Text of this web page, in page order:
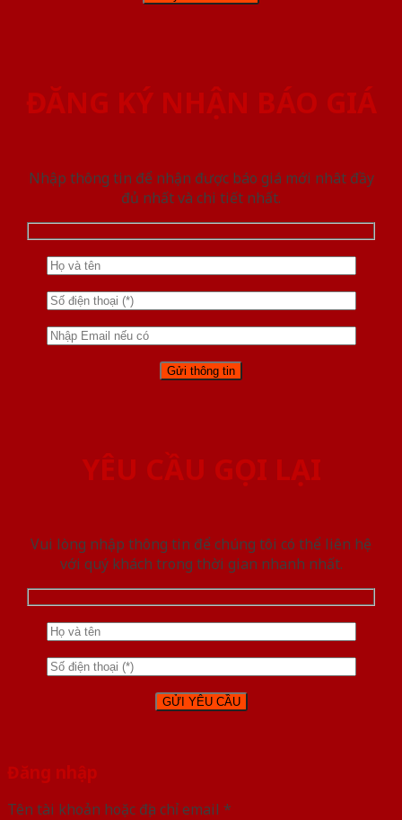
ĐĂNG KÝ NHẬN BÁO GIÁ
Nhập thông tin để nhận được báo giá mới nhât đầy
đủ nhất và chi tiết nhất.
YÊU CẦU GỌI LẠI
Vui lòng nhập thông tin để chúng tôi có thể liên hệ
với quý khách trong thời gian nhanh nhất.
Đăng nhập
Tên tài khoản hoặc địa chỉ email *